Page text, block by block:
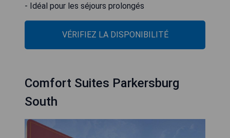
- Idéal pour les séjours prolongés
VÉRIFIEZ LA DISPONIBILITÉ
Comfort Suites Parkersburg
South